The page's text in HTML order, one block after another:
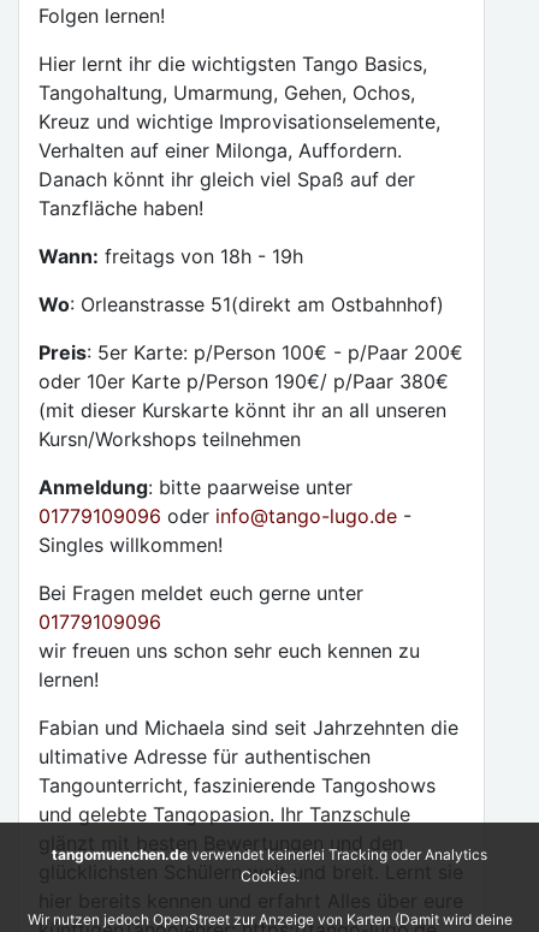
Folgen lernen!
Hier lernt ihr die wichtigsten Tango Basics,
Tangohaltung, Umarmung, Gehen, Ochos,
Kreuz und wichtige Improvisationselemente,
Verhalten auf einer Milonga, Auffordern.
Danach könnt ihr gleich viel Spaß auf der
Tanzfläche haben!
Wann: freitags von 18h - 19h
Wo: Orleanstrasse 51(direkt am Ostbahnhof)
Preis: 5er Karte: p/Person 100€ - p/Paar 200€
oder 10er Karte p/Person 190€/ p/Paar 380€
(mit dieser Kurskarte könnt ihr an all unseren
Kursn/Workshops teilnehmen
Anmeldung: bitte paarweise unter
01779109096 oder info@tango-lugo.de -
Singles willkommen!
Bei Fragen meldet euch gerne unter
01779109096
wir freuen uns schon sehr euch kennen zu
lernen!
Fabian und Michaela sind seit Jahrzehnten die
ultimative Adresse für authentischen
Tangounterricht, faszinierende Tangoshows
und gelebte Tangopasion. Ihr Tanzschule
glänzt mit besten Bewertungen und den
glücklichsten Schülern weit und breit. Lernt sie
tangomuenchen.de verwendet keinerlei Tracking oder Analytics
Cookies.
Wir nutzen jedoch OpenStreet zur Anzeige von Karten (Damit wird deine